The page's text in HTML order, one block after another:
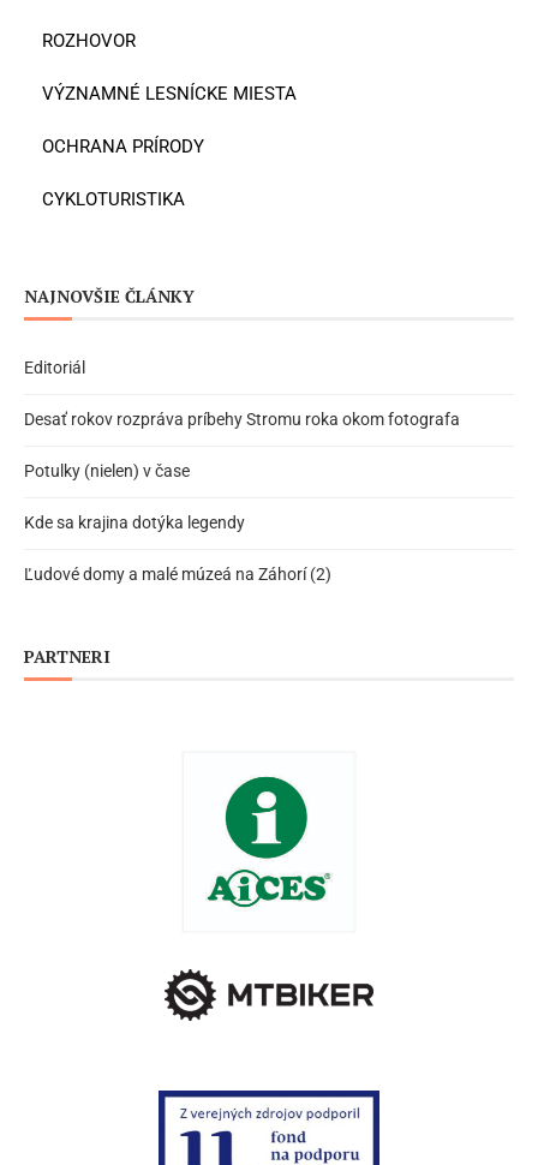
ROZHOVOR
VÝZNAMNÉ LESNÍCKE MIESTA
OCHRANA PRÍRODY
CYKLOTURISTIKA
NAJNOVŠIE ČLÁNKY
Editoriál
Desať rokov rozpráva príbehy Stromu roka okom fotografa
Potulky (nielen) v čase
Kde sa krajina dotýka legendy
Ľudové domy a malé múzeá na Záhorí (2)
PARTNERI